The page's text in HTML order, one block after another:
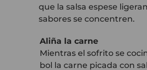
que la salsa espese
sabores se concentren.
Aliña la carne
Mientras el sofrito se
bol la carne picada con